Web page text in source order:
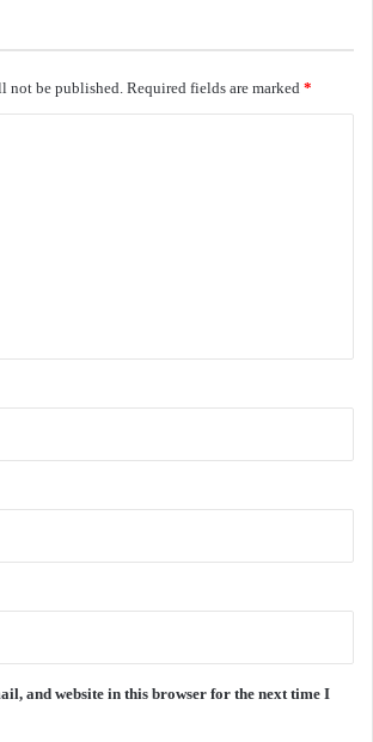
not be published. Required fields are marked *
and website in this browser for the next time I